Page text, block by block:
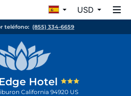
USD
teléfono: (855) 334-6659
Hotel
California 94920 US